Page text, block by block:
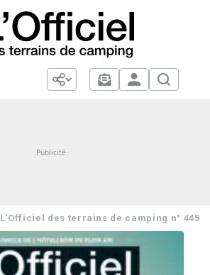
L’Officiel des terrains de camping n° 445